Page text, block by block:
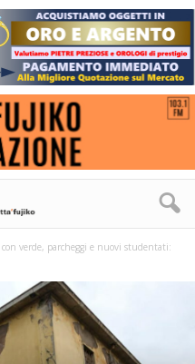
con verde, parcheggi e nuovi studentati: